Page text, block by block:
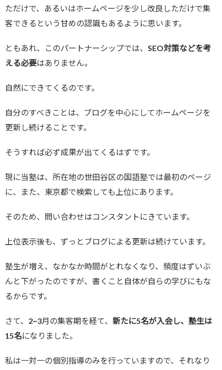
ただけで、あるいはホームページを少し改良しただけで集
客できるという甘めの認識もあるように思います。
ともあれ、このパートナーシップでは、 SEO対策などを考
える必要はありません。
自然にできてくるのです。
自分のすべきことは、ブログを中心にしてホームページを
更新し続けることです。
そうすれば必ず成果が出てくるはずです。
現に当塾は、所在地の世田谷区の国語塾では最初のページ
に、また、東京都で検索しても上位にあります。
そのため、問い合わせはコンスタントにきています。
上位表示後も、ずっとブログによる更新は続けています。
塾生が増え、なかなか時間がとれなくなり、頻度はずいぶ
んと下がったのですが、書くこと自体が自らの学びにもな
るからです。
さて、2~3月の集客期を経て、 新たに5名が入会し、塾生は
15名になりました。
私は一対一の個別指導のみを行っていますので、それなり